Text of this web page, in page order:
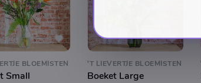
BLOEMISTEN
Small
'T LIEVERTJE BLOEMISTEN
Boeket Large